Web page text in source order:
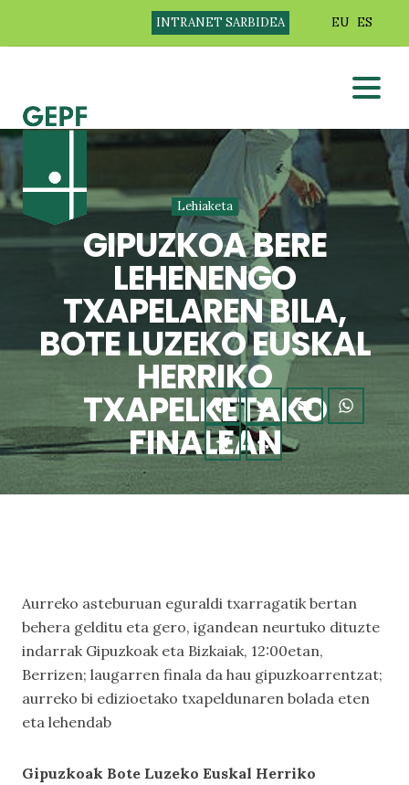
INTRANET SARBIDEA EU ES
Lehiaketa
GIPUZKOA BERE
LEHENENGO
TXAPELAREN BILA,
BOTE LUZEKO EUSKAL
HERRIKO
TXAPELKETAKO
FINALEAN
Aurreko asteburuan eguraldi txarragatik bertan
behera gelditu eta gero, igandean neurtuko dituzte
indarrak Gipuzkoak eta Bizkaiak, 12:00etan,
Berrizen; laugarren finala da hau gipuzkoarrentzat;
aurreko bi edizioetako txapeldunaren bolada eten
eta lehendab
Gipuzkoak Bote Luzeko Euskal Herriko